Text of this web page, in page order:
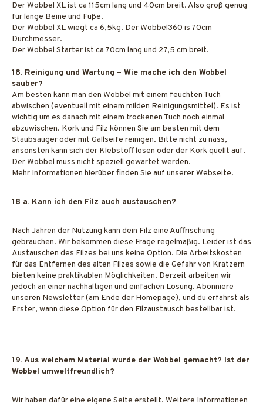
Der Wobbel XL ist ca 115cm lang und 40cm breit. Also groß genug
für lange Beine und Füße.
Der Wobbel XL wiegt ca 6,5kg. Der Wobbel360 is 70cm
Durchmesser.
Der Wobbel Starter ist ca 70cm lang und 27,5 cm breit.
18. Reinigung und Wartung – Wie mache ich den Wobbel
sauber?
Am besten kann man den Wobbel mit einem feuchten Tuch
abwischen (eventuell mit einem milden Reinigungsmittel). Es ist
wichtig um es danach mit einem trockenen Tuch noch einmal
abzuwischen. Kork und Filz können Sie am besten mit dem
Staubsauger oder mit Gallseife reinigen. Bitte nicht zu nass,
ansonsten kann sich der Klebstoff lösen oder der Kork quellt auf.
Der Wobbel muss nicht speziell gewartet werden.
Mehr Informationen hierüber finden Sie auf unserer Webseite.
18 a. Kann ich den Filz auch austauschen?
Nach Jahren der Nutzung kann dein Filz eine Auffrischung
gebrauchen. Wir bekommen diese Frage regelmäßig. Leider ist das
Austauschen des Filzes bei uns keine Option. Die Arbeitskosten
für das Entfernen des alten Filzes sowie die Gefahr von Kratzern
bieten keine praktikablen Möglichkeiten. Derzeit arbeiten wir
jedoch an einer nachhaltigen und einfachen Lösung. Abonniere
unseren Newsletter (am Ende der Homepage), und du erfährst als
Erster, wann diese Option für den Filzaustausch bestellbar ist.
19. Aus welchem Material wurde der Wobbel gemacht? Ist der
Wobbel umweltfreundlich?
Wir haben dafür eine eigene Seite erstellt. Weitere Informationen